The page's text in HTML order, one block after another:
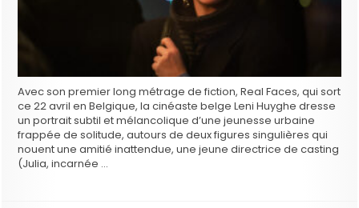
Avec son premier long métrage de fiction, Real Faces, qui sort
ce 22 avril en Belgique, la cinéaste belge Leni Huyghe dresse
un portrait subtil et mélancolique d’une jeunesse urbaine
frappée de solitude, autours de deux figures singulières qui
nouent une amitié inattendue, une jeune directrice de casting
(Julia, incarnée …